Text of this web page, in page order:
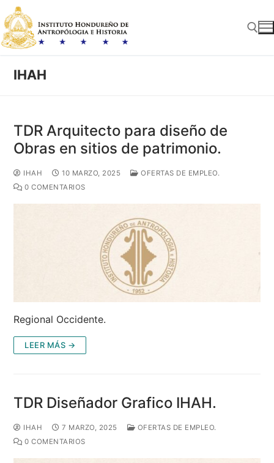
al
contenido
IHAH
TDR Arquitecto para diseño de
Obras en sitios de patrimonio.
IHAH 10 MARZO, 2025
OFERTAS DE EMPLEO.
0 COMENTARIOS
Regional Occidente.
LEER MÁS →
TDR Diseñador Grafico IHAH.
IHAH 7 MARZO, 2025
OFERTAS DE EMPLEO.
0 COMENTARIOS